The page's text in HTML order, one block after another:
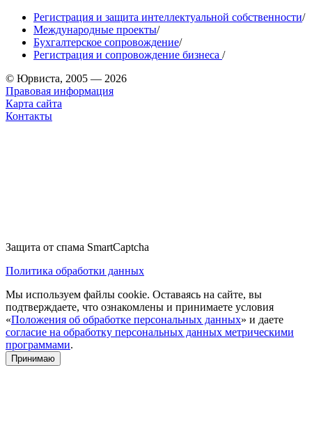
Регистрация и защита интеллектуальной собственности/
Международные проекты/
Бухгалтерское сопровождение/
Регистрация и сопровождение бизнеса /
© Юрвиста, 2005 — 2026
Правовая информация
Карта сайта
Контакты
Защита от спама SmartCaptcha
Политика обработки данных
Мы используем файлы cookie. Оставаясь на сайте, вы
подтверждаете, что ознакомлены и принимаете условия
«Положения об обработке персональных данных» и даете
согласие на обработку персональных данных метрическими
программами.
Принимаю